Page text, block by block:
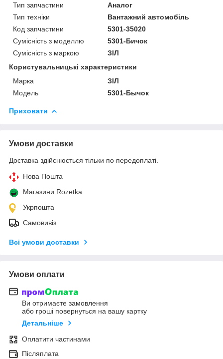
Тип запчастини
Аналог
Тип техніки
Вантажний автомобіль
Код запчастини
5301-35020
Сумісність з моделлю
5301-Бичок
Сумісність з маркою
ЗІЛ
Користувальницькі характеристики
Марка
ЗІЛ
Модель
5301-Бычок
Приховати
Умови доставки
Доставка здійснюється тільки по передоплаті.
Нова Пошта
Магазини Rozetka
Укрпошта
Самовивіз
Всі умови доставки
Умови оплати
Ви отримаєте замовлення
або гроші повернуться на вашу картку
Детальніше
Оплатити частинами
Післяплата